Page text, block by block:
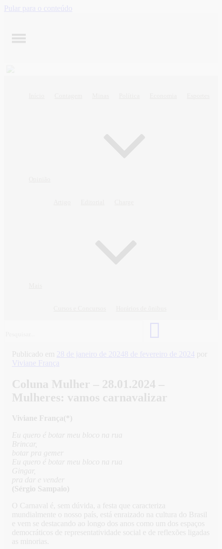
Pular para o conteúdo
Publicado em 28 de janeiro de 20248 de fevereiro de 2024 por
Viviane França
Coluna Mulher – 28.01.2024 –
Mulheres: vamos carnavalizar
Viviane França(*)
Eu quero é botar meu bloco na rua
Brincar,
botar pra gemer
Eu quero é botar meu bloco na rua
Gingar,
pra dar e vender
(Sérgio Sampaio)
O Carnaval é, sem dúvida, a festa que caracteriza
mundialmente o nosso país, está enraizado na cultura do Brasil
e vem se destacando ao longo dos anos como um dos espaços
democráticos de representatividade social e de reflexões ligadas
as minorias.